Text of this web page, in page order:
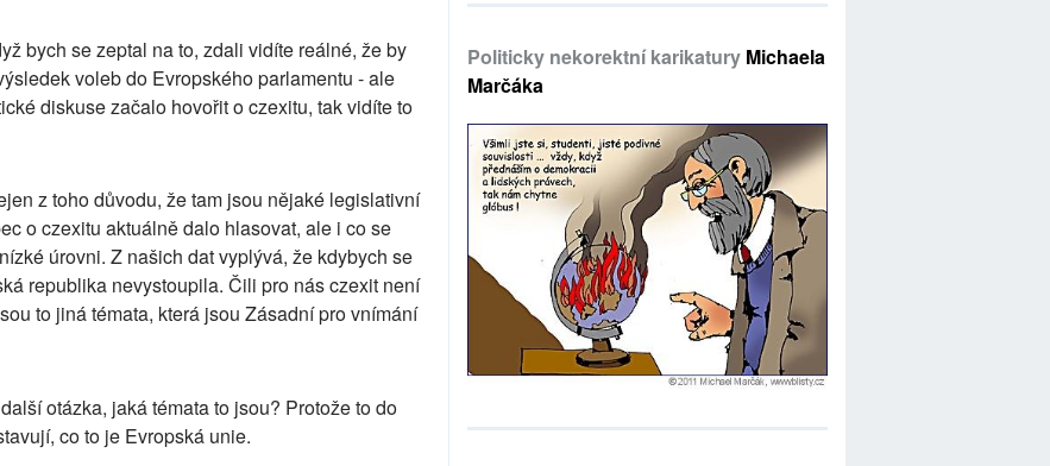
bych se zeptal na to, zdali vidíte reálné, že by
voleb do Evropského parlamentu - ale
diskuse začalo hovořit o czexitu, tak vidíte to
z toho důvodu, že tam jsou nějaké legislativní
o czexitu aktuálně dalo hlasovat, ale i co se
úrovni. Z našich dat vyplývá, že kdybych se
republika nevystoupila. Čili pro nás czexit není
to jiná témata, která jsou Zásadní pro vnímání
otázka, jaká témata to jsou? Protože to do
co to je Evropská unie.
Politicky nekorektní karikatury Michaela
Marčáka